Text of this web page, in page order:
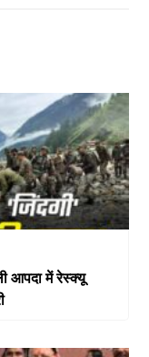
में रेस्क्यू